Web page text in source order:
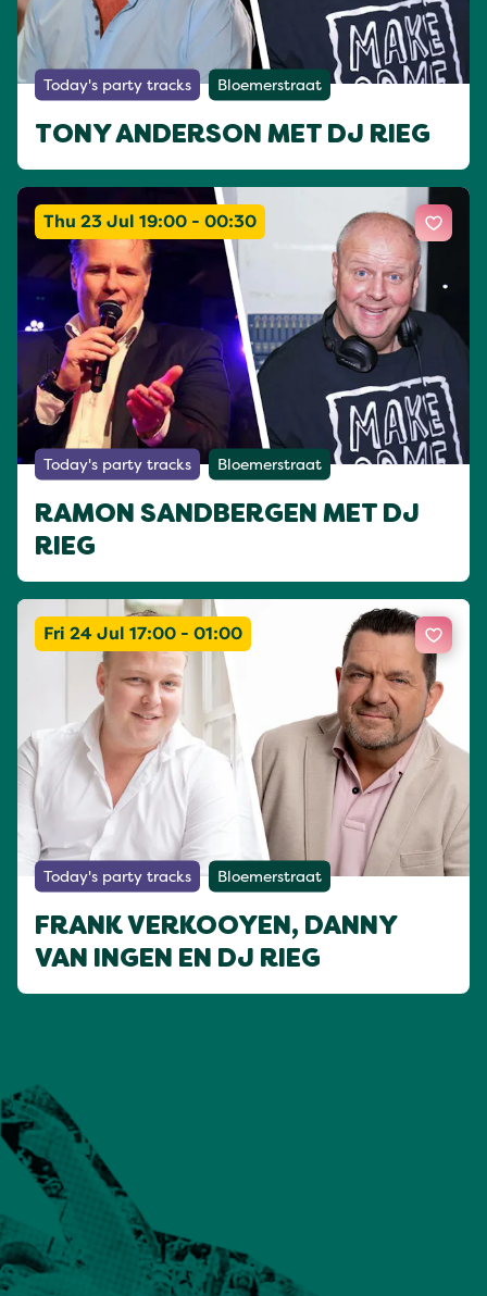
Today's party tracks Bloemerstraat
TONY ANDERSON MET DJ RIEG
Thu 23 Jul 19:00 - 00:30
Today's party tracks Bloemerstraat
RAMON SANDBERGEN MET DJ
RIEG
Fri 24 Jul 17:00 - 01:00
Today's party tracks Bloemerstraat
FRANK VERKOOYEN, DANNY
VAN INGEN EN DJ RIEG